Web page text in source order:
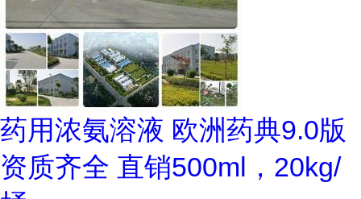
药用浓氨溶液 欧洲药典9.0版
资质齐全 直销500ml，20kg/